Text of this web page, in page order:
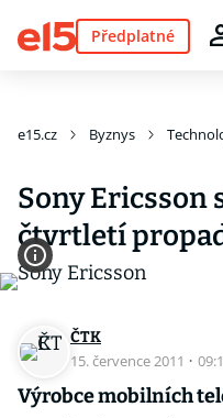
Předplatné
e15.cz Byznys
Sony Ericsson
čtvrtletí
ČTK
15. července 2011 ·
Výrobce mobilních